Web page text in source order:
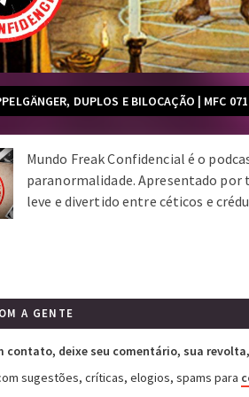
Mundo Freak Confidencial é o
paranormalidade. Apresentado
leve e divertido entre céticos e
DUPLOS E BILOCAÇÃO | MFC 071
A GENTE
contato, deixe seu comentário, sua
sugestões, críticas, elogios, spams para